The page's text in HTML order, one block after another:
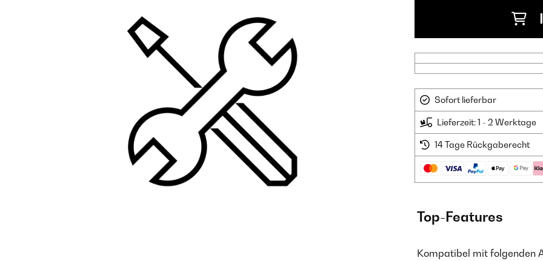
Sofort lieferbar
Lieferzeit: 1 - 2 Werktage
14 Tage Rückgaberecht
Top-Features
Kompatibel mit folgenden